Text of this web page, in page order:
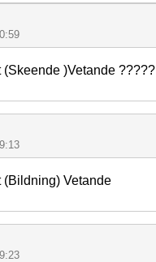
(Skeende )Vetande ?????
(Bildning) Vetande